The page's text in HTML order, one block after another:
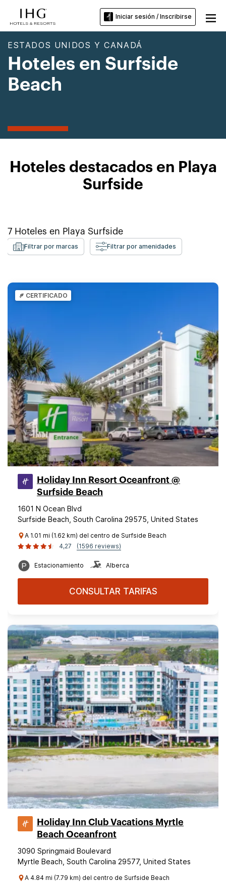
Iniciar sesión / Inscribirse
ESTADOS UNIDOS Y CANADÁ
Hoteles en Surfside
Beach
Hoteles destacados en Playa
Surfside
7 Hoteles en Playa Surfside
Filtrar por marcas Filtrar por amenidades
CERTIFICADO
Holiday Inn Resort Oceanfront @
Surfside Beach
1601 N Ocean Blvd
Surfside Beach, South Carolina 29575, United States
A 1.01 mi (1.62 km) del centro de Surfside Beach
4,27
(1596 reviews)
Estacionamiento Alberca
CONSULTAR TARIFAS
Holiday Inn Club Vacations Myrtle
Beach Oceanfront
3090 Springmaid Boulevard
Myrtle Beach, South Carolina 29577, United States
A 4.84 mi (7.79 km) del centro de Surfside Beach